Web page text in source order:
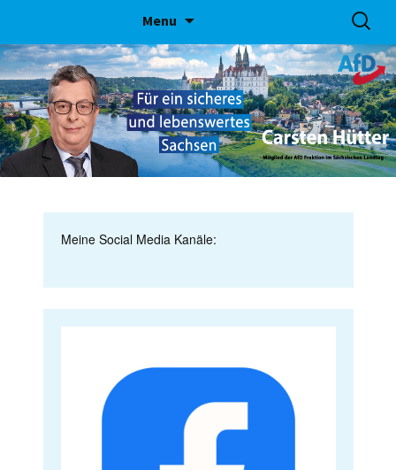
Menu
content
Suchen
nach:
Meine Social Media Kanäle: